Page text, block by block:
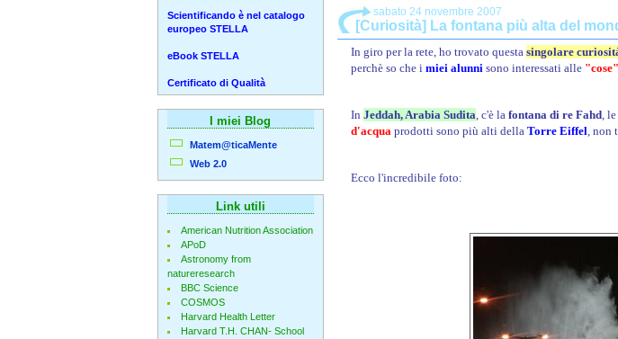
sabato 24 novembre 2007
[Curiosità] La fontana più alta del
In giro per la rete, ho trovato questa singolare
perchè so che i miei alunnisono interessati alle "cose"
In Jeddah, Arabia Sudita, c'è la fontana di re Fahd,
d'acquaprodotti sono più alti della Torre Eiffel, non
Ecco l'incredibile foto:
Scientificando è nel catalogo
europeo STELLA
eBook STELLA
Certificato di Qualità
I miei Blog
Matem@ticaMente
Web 2.0
Link utili
American Nutrition Association
APoD
Astronomy from
natureresearch
BBC Science
COSMOS
Harvard Health Letter
Harvard T.H. CHAN- School